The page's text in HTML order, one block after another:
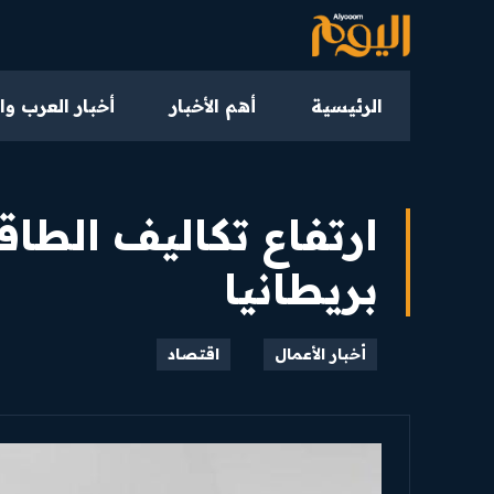
الرئيسية أهم الأخبار أخبار العرب
ارتفاع تكاليف
بريطانيا
أخبار الأعمال اقتصاد